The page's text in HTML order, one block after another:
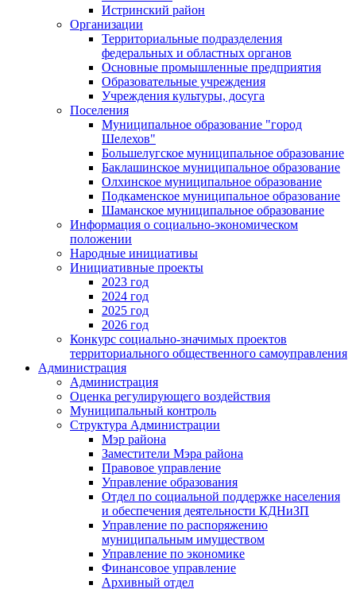
Истринский район
Организации
Территориальные подразделения
федеральных и областных органов
Основные промышленные предприятия
Образовательные учреждения
Учреждения культуры, досуга
Поселения
Муниципальное образование "город
Шелехов"
Большелугское муниципальное образование
Баклашинское муниципальное образование
Олхинское муниципальное образование
Подкаменское муниципальное образование
Шаманское муниципальное образование
Информация о социально-экономическом
положении
Народные инициативы
Инициативные проекты
2023 год
2024 год
2025 год
2026 год
Конкурс социально-значимых проектов
территориального общественного самоуправления
Администрация
Администрация
Оценка регулирующего воздействия
Муниципальный контроль
Структура Администрации
Мэр района
Заместители Мэра района
Правовое управление
Управление образования
Отдел по социальной поддержке населения
и обеспечения деятельности КДНиЗП
Управление по распоряжению
муниципальным имуществом
Управление по экономике
Финансовое управление
Архивный отдел